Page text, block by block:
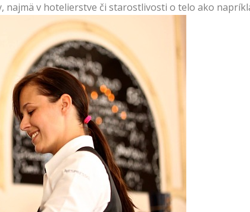
najmä v hotelierstve či starostlivosti o telo ako